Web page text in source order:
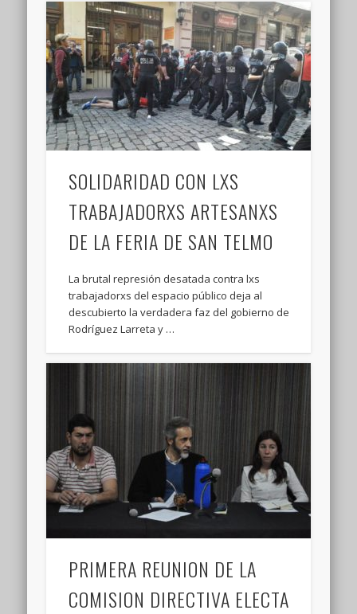
SOLIDARIDAD CON LXS
TRABAJADORXS ARTESANXS
DE LA FERIA DE SAN TELMO
La brutal represión desatada contra lxs
trabajadorxs del espacio público deja al
descubierto la verdadera faz del gobierno de
Rodríguez Larreta y …
PRIMERA REUNION DE LA
COMISION DIRECTIVA ELECTA